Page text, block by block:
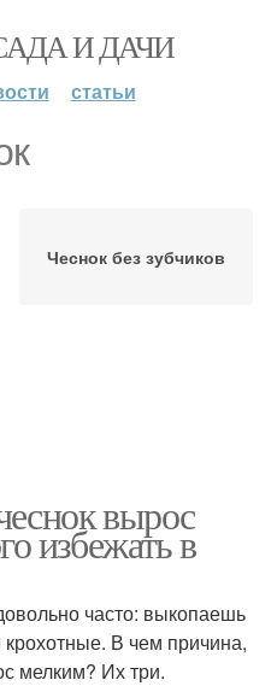
И ДАЧИ
статьи
Чеснок без зубчиков
вырос
избежать в
часто: выкопаешь
В чем причина,
мелким? Их три.